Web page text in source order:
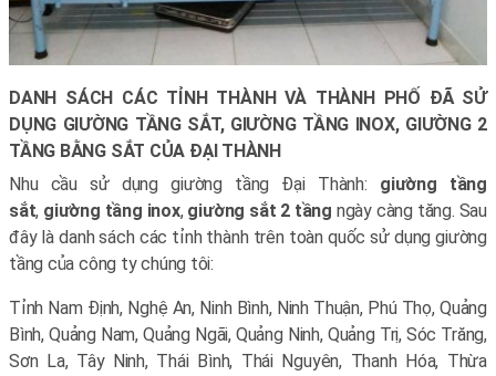
DANH SÁCH CÁC TỈNH THÀNH VÀ THÀNH PHỐ ĐÃ SỬ
DỤNG GIƯỜNG TẦNG SẮT, GIƯỜNG TẦNG INOX, GIƯỜNG 2
TẦNG BẰNG SẮT CỦA ĐẠI THÀNH
Nhu cầu sử dụng giường tầng Đại Thành: giường tầng
sắt, giường tầng inox, giường sắt 2 tầng ngày càng tăng. Sau
đây là danh sách các tỉnh thành trên toàn quốc sử dụng giường
tầng của công ty chúng tôi:
Tỉnh Nam Định, Nghệ An, Ninh Bình, Ninh Thuận, Phú Thọ, Quảng
Bình, Quảng Nam, Quảng Ngãi, Quảng Ninh, Quảng Trị, Sóc Trăng,
Sơn La, Tây Ninh, Thái Bình, Thái Nguyên, Thanh Hóa, Thừa